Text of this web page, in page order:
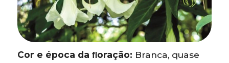
Cor e época da ﬂoração: Branca, quase